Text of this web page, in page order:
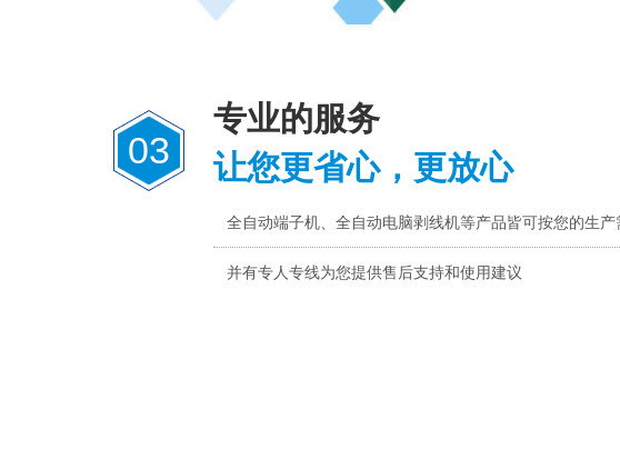
03
专业的服务
让您更省心，更放心
全自动端子机、全自动电脑剥线机等产品皆可按您的生产
并有专人专线为您提供售后支持和使用建议